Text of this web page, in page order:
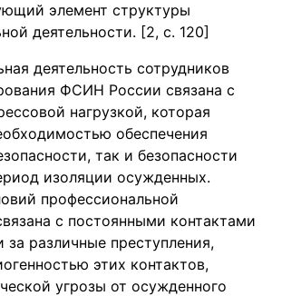
элемент структуры
деятельности. [2, с. 120]
деятельность сотрудников
ФСИН России связана с
нагрузкой, которая
обеспечения
так и безопасности
изоляции осужденных.
профессиональной
с постоянными контактами
различные преступления,
этих контактов,
угрозы от осужденного